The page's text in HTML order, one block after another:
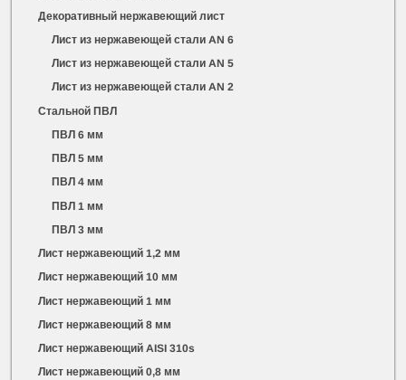
Декоративный нержавеющий лист
Лист из нержавеющей стали AN 6
Лист из нержавеющей стали AN 5
Лист из нержавеющей стали AN 2
Стальной ПВЛ
ПВЛ 6 мм
ПВЛ 5 мм
ПВЛ 4 мм
ПВЛ 1 мм
ПВЛ 3 мм
Лист нержавеющий 1,2 мм
Лист нержавеющий 10 мм
Лист нержавеющий 1 мм
Лист нержавеющий 8 мм
Лист нержавеющий AISI 310s
Лист нержавеющий 0,8 мм